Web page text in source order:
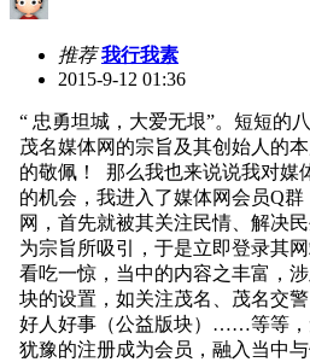
推荐我行我素
2015-9-12 01:36
“ 忠勇坦城，大爱无垠”。短短的
茂名媒体网的宗旨及其创始人的
的敬佩！ 那么我也来说说我对媒
的机会，我进入了媒体网会员Q
网，首先就被其关注民情、解决
为宗旨所吸引，于是立即登录其
看吃一惊，当中的内容之丰富，
块的设置，如关注茂名、茂名交
好人好事（公益版块）……等等，
犹豫的注册成为会员，融入当中